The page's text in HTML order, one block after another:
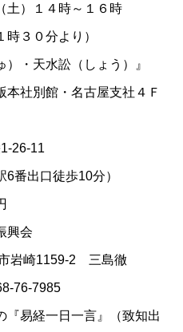
）１４時～１６時
３０分より）
・天水訟（しょう）』
社別館・名古屋支社４Ｆ
11
口徒歩10分）
興会
岩崎1159-2 三島徹
『易経一日一言』（致知出